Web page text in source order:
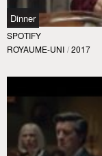
Dinner
SPOTIFY
ROYAUME-UNI / 2017